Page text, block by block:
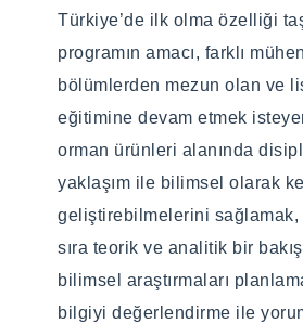
Türkiye’de ilk olma özelliği
programın amacı, farklı
bölümlerden mezun olan ve
eğitimine devam etmek
orman ürünleri alanında
yaklaşım ile bilimsel olarak
geliştirebilmelerini sağlamak,
sıra teorik ve analitik bir bakış
bilimsel araştırmaları
bilgiyi değerlendirme ile
İngilizce
Eğitim Türü
Yüz yüze
Programın Amacı
As a result of the rapid
innovations in the field of
technology in our country